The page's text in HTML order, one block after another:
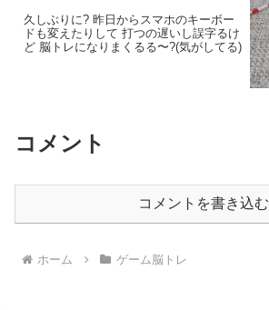
久しぶりに? 昨日からスマホのキーボー
ドも変えたりして 打つの遅いし誤字るけ
ど 脳トレになりまくるる〜?(気がしてる)
コメント
コメントを書き込む
ホーム ゲーム脳トレ